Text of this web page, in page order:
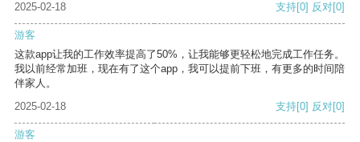
2025-02-18
支持[0] 反对[0]
游客
这款app让我的工作效率提高了50%，让我能够更轻松地完成工作任务。
我以前经常加班，现在有了这个app，我可以提前下班，有更多的时间陪
伴家人。
2025-02-18
支持[0] 反对[0]
游客